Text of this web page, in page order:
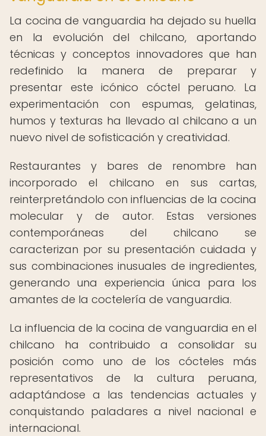
La cocina de vanguardia ha dejado su huella
en la evolución del chilcano, aportando
técnicas y conceptos innovadores que han
redefinido la manera de preparar y
presentar este icónico cóctel peruano. La
experimentación con espumas, gelatinas,
humos y texturas ha llevado al chilcano a un
nuevo nivel de sofisticación y creatividad.
Restaurantes y bares de renombre han
incorporado el chilcano en sus cartas,
reinterpretándolo con influencias de la cocina
molecular y de autor. Estas versiones
contemporáneas del chilcano se
caracterizan por su presentación cuidada y
sus combinaciones inusuales de ingredientes,
generando una experiencia única para los
amantes de la coctelería de vanguardia.
La influencia de la cocina de vanguardia en el
chilcano ha contribuido a consolidar su
posición como uno de los cócteles más
representativos de la cultura peruana,
adaptándose a las tendencias actuales y
conquistando paladares a nivel nacional e
internacional.